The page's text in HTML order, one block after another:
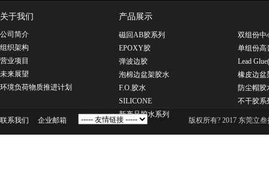
关于我们
公司简介
组织架构
营业项目
未来展望
环境负荷物质推进计划
产品展示
磁回AB胶系列
双组份中
EPOXY胶
单组份高
弹波边胶
Lead
泡棉边盆架胶水
橡皮边盆
F.O.胶水
防尘帽胶
SILICONE
不干胶系
新产品胶水系列
联系我们 企业邮箱 版权所有? 2017 东莞立